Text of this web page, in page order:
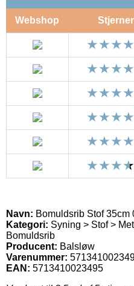
Webshop Stjerner
Navn: Bomuldsrib Stof 35cm
Kategori: Syning > Stof >
Bomuldsrib
Producent: Balsløw
Varenummer:
EAN: 5713410023495